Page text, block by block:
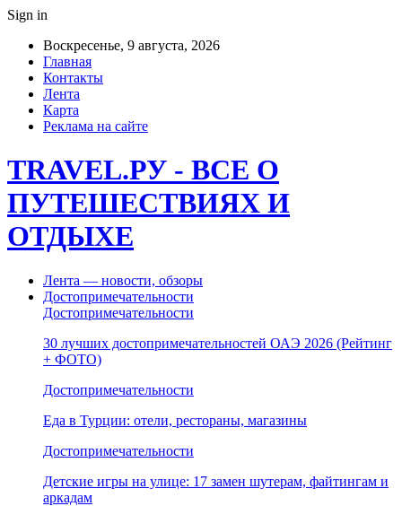
Sign in
Воскресенье, 9 августа, 2026
Главная
Контакты
Лента
Карта
Реклама на сайте
TRAVEL.РУ - ВСЕ О
ПУТЕШЕСТВИЯХ И
ОТДЫХЕ
Лента — новости, обзоры
Достопримечательности
Достопримечательности
30 лучших достопримечательностей ОАЭ 2026 (Рейтинг
+ ФОТО)
Достопримечательности
Еда в Турции: отели, рестораны, магазины
Достопримечательности
Детские игры на улице: 17 замен шутерам, файтингам и
аркадам